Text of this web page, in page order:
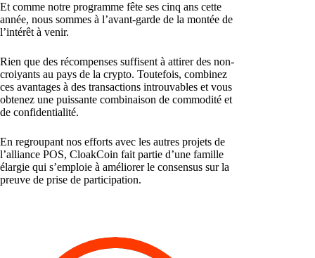
Et comme notre programme fête ses cinq ans cette
année, nous sommes à l’avant-garde de la montée de
l’intérêt à venir.
Rien que des récompenses suffisent à attirer des non-
croiyants au pays de la crypto. Toutefois, combinez
ces avantages à des transactions introuvables et vous
obtenez une puissante combinaison de commodité et
de confidentialité.
En regroupant nos efforts avec les autres projets de
l’alliance POS, CloakCoin fait partie d’une famille
élargie qui s’emploie à améliorer le consensus sur la
preuve de prise de participation.